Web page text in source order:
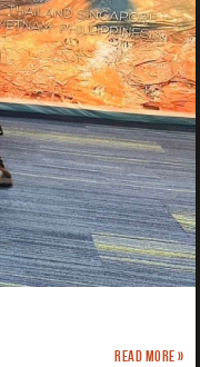
Read more »